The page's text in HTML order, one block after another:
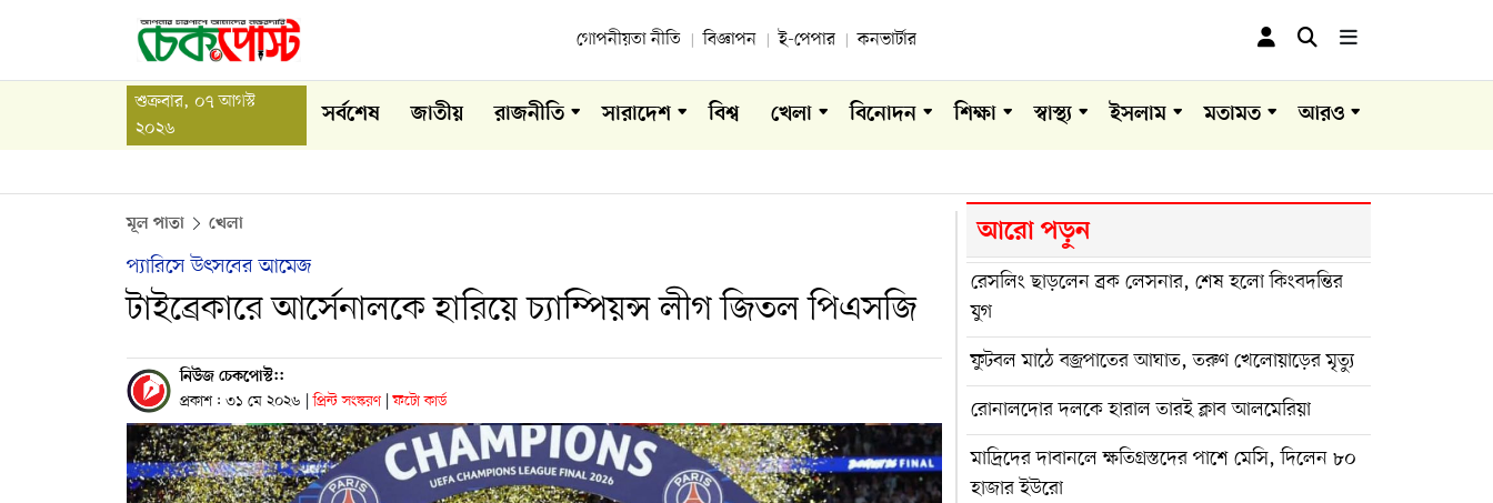
গোপনীয়তা নীতি বিজ্ঞাপন ই-পেপার কনভার্টার
শুক্রবার, ০৭ আগস্ট
২০২৬
সর্বশেষ জাতীয় রাজনীতি সারাদেশ বিশ্ব খেলা বিনোদন শিক্ষা স্বাস্থ্য ইসলাম মতামত আরও
মূল পাতা খেলা
প্যারিসে উৎসবের আমেজ
টাইব্রেকারে আর্সেনালকে হারিয়ে চ্যাম্পিয়ন্স লীগ জিতল পিএসজি
নিউজ চেকপোস্ট::
প্রকাশ : ৩১ মে ২০২৬ | প্রিন্ট সংস্করণ | ফটো কার্ড
আরো পড়ুন
রেসলিং ছাড়লেন ব্রক লেসনার, শেষ হলো কিংবদন্তির
যুগ
ফুটবল মাঠে বজ্রপাতের আঘাত, তরুণ খেলোয়াড়ের মৃত্যু
রোনালদোর দলকে হারাল তারই ক্লাব আলমেরিয়া
মাদ্রিদের দাবানলে ক্ষতিগ্রস্তদের পাশে মেসি, দিলেন ৮০
হাজার ইউরো